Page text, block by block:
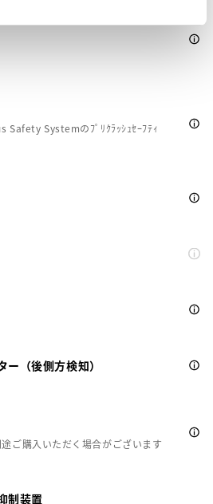
Safety Systemのﾌﾟﾘｸﾗｯｼｭｾｰﾌﾃｨ
（後側方検知）
ご購入いただく場合がございます
制装置